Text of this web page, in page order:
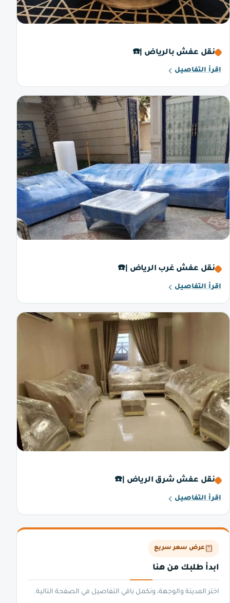
نقل عفش بالرياض |☎️
اقرأ التفاصيل
نقل عفش غرب الرياض |☎️
اقرأ التفاصيل
نقل عفش شرق الرياض |☎️
اقرأ التفاصيل
عرض سعر سريع
ابدأ طلبك من هنا
اختر المدينة والوجهة، ونكمل باقي التفاصيل في الصفحة التالية.